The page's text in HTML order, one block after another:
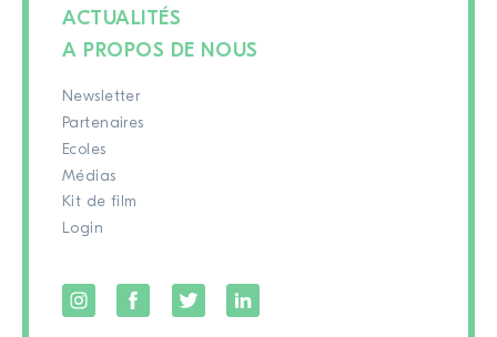
ACTUALITÉS
A PROPOS DE NOUS
Newsletter
Partenaires
Ecoles
Médias
Kit de film
Login